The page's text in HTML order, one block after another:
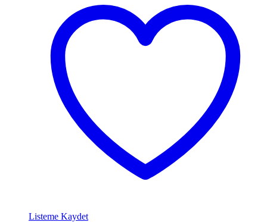
Listeme Kaydet